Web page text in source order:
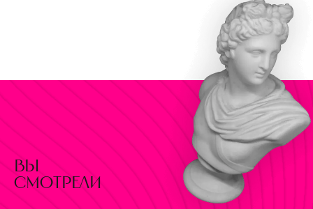
вы
смотрели